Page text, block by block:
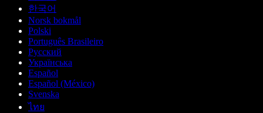
한국어
Norsk bokmål
Polski
Português Brasileiro
Русский
Українська
Español
Español (México)
Svenska
ไทย